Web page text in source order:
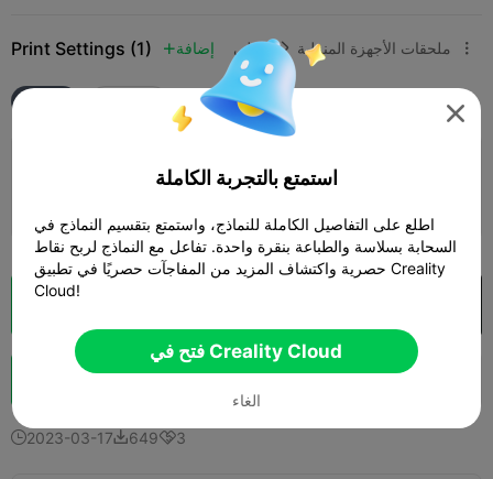
Print Settings (1)  إضافة منزلي  ملحقات الأجهزة المنزلية 
تعزيز 148 87 1
2023-03-176493

استمتع بالتجربة الكاملة
اطلع على التفاصيل الكاملة للنماذج، واستمتع بتقسيم النماذج في
السحابة بسلاسة والطباعة بنقرة واحدة. تفاعل مع النماذج لربح نقاط
حصرية واكتشاف المزيد من المفاجآت حصريًا في تطبيق Creality
Cloud!
فتح في Creality Cloud
الغاء